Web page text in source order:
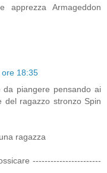
apprezza Armageddon
18:35
da piangere pensando ai
del ragazzo stronzo Spin
ragazza
-----------------------